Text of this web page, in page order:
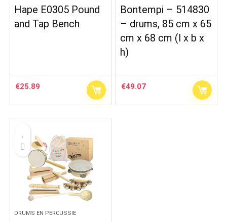
Hape E0305 Pound
and Tap Bench
€25.89
Bontempi – 514830
– drums, 85 cm x 65
cm x 68 cm (l x b x
h)
€49.07
DRUMS EN PERCUSSIE